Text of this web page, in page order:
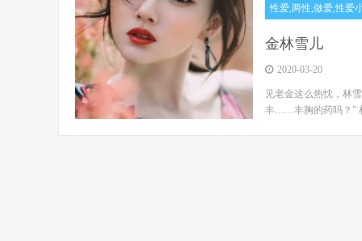
性爱,两性,做爱,性爱
金林雪儿
2020-03-20
见老金这么热忱，林
丰……丰胸的药吗？”